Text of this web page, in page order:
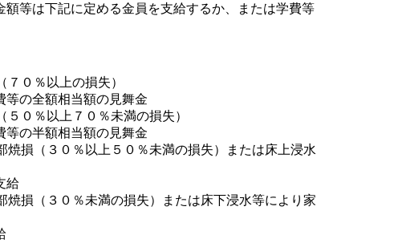
等は下記に定める金員を支給するか、または学費等
０％以上の損失）
の全額相当額の見舞金
０％以上７０％未満の損失）
の半額相当額の見舞金
焼損（３０％以上５０％未満の損失）または床上浸水
給
焼損（３０％未満の損失）または床下浸水等により家